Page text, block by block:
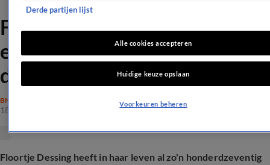
Floortje Dessing gelooft
eigen ogen niet: 'Eén groot
drama'
BN'ERS
18 sep 2025, 21:44
Floortje Dessing heeft in haar leven al zo'n honderdzeventig
Derde partijen lijst
Alle cookies accepteren
Huidige keuze opslaan
Voorkeuren beheren